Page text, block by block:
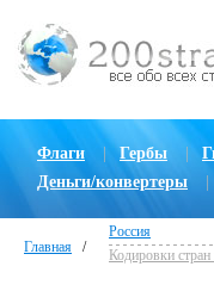
Флаги Гербы
Деньги/конвертеры
Главная /
Россия
Кодировки